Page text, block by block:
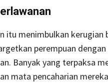
itu menimbulkan
perempuan
Banyak yang terpaksa
mata pencaharian